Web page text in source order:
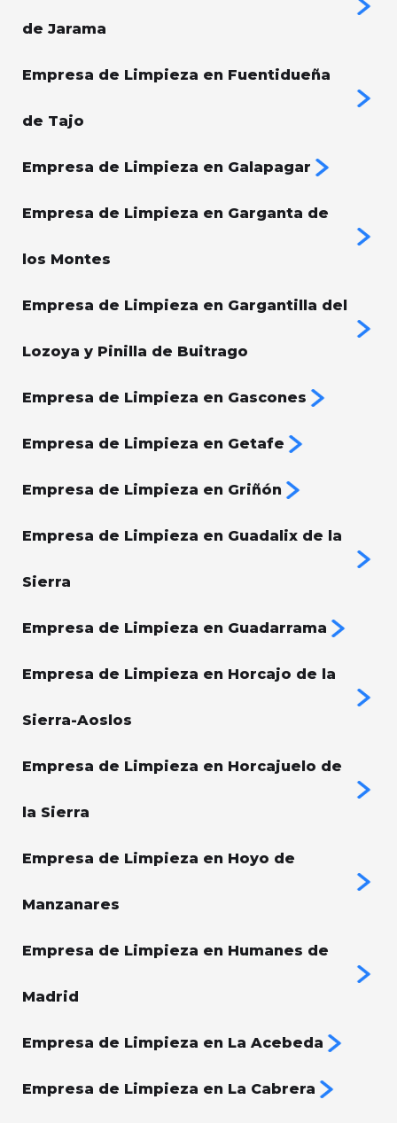
de Jarama
Empresa de Limpieza en Fuentidueña
de Tajo
Empresa de Limpieza en Galapagar
Empresa de Limpieza en Garganta de
los Montes
Empresa de Limpieza en Gargantilla del
Lozoya y Pinilla de Buitrago
Empresa de Limpieza en Gascones
Empresa de Limpieza en Getafe
Empresa de Limpieza en Griñón
Empresa de Limpieza en Guadalix de la
Sierra
Empresa de Limpieza en Guadarrama
Empresa de Limpieza en Horcajo de la
Sierra-Aoslos
Empresa de Limpieza en Horcajuelo de
la Sierra
Empresa de Limpieza en Hoyo de
Manzanares
Empresa de Limpieza en Humanes de
Madrid
Empresa de Limpieza en La Acebeda
Empresa de Limpieza en La Cabrera